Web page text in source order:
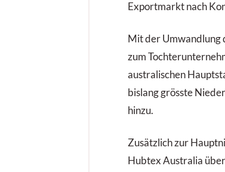
Exportmarkt nach
Mit der Umwandlung
zum
australischen
bislang grösste
hinzu.
Zusätzlich zur
Hubtex Australia